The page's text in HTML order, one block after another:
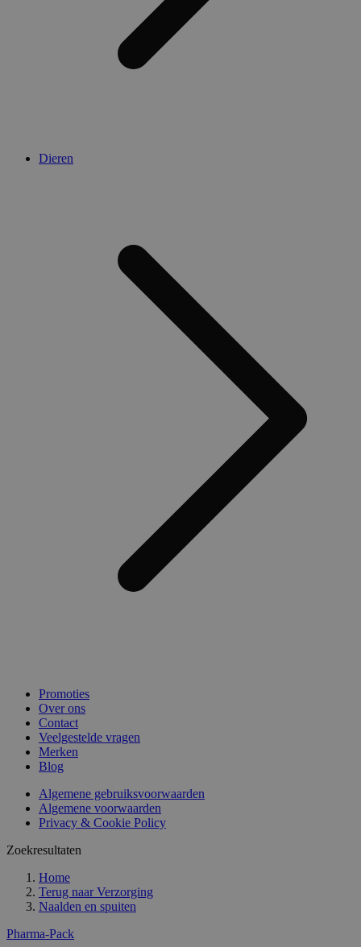
Dieren
Promoties
Over ons
Contact
Veelgestelde vragen
Merken
Blog
Algemene gebruiksvoorwaarden
Algemene voorwaarden
Privacy & Cookie Policy
Zoekresultaten
Home
Terug naar Verzorging
Naalden en spuiten
Pharma-Pack